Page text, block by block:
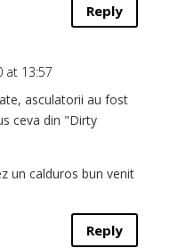
Reply
at 13:57
asculatorii au fost
ceva din "Dirty
un calduros bun venit
Reply